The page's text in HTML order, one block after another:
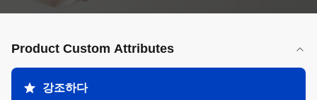
Product Custom Attributes
강조하다